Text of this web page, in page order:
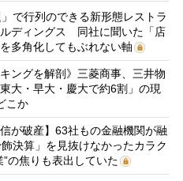
で行列のできる新形態レストラ
ディングス 同社に聞いた「店
多角化してもぶれない軸
ングを解剖》三菱商事、三井物
大・早大・慶大で約6割」の現
こか
が破産】63社もの金融機関が融
決算」を見抜けなかったカラク
の焦りも表出していた